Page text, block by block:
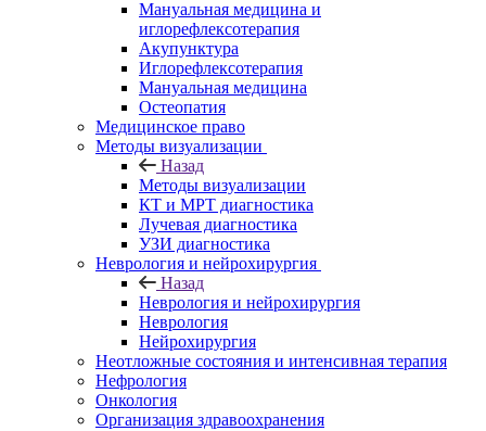
Мануальная медицина и
иглорефлексотерапия
Акупунктура
Иглорефлексотерапия
Мануальная медицина
Остеопатия
Медицинское право
Методы визуализации
Назад
Методы визуализации
КТ и МРТ диагностика
Лучевая диагностика
УЗИ диагностика
Неврология и нейрохирургия
Назад
Неврология и нейрохирургия
Неврология
Нейрохирургия
Неотложные состояния и интенсивная терапия
Нефрология
Онкология
Организация здравоохранения